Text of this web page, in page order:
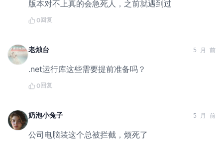
版本对不上真的会急死人，之前就遇到过
0回复
老烛台 5 月 前
.net运行库这些需要提前准备吗？
0回复
奶泡小兔子 5 月 前
公司电脑装这个总被拦截，烦死了